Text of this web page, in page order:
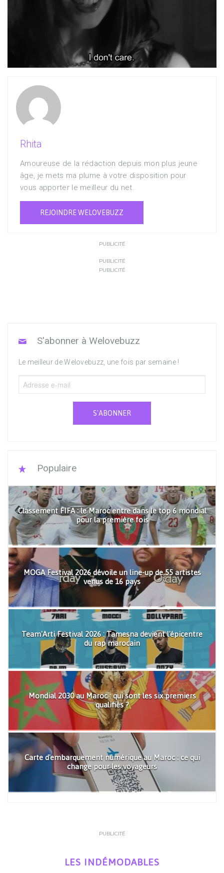
Rhita
Amoureuse de la rédaction depuis mon plus jeune
âge, je mets ma plume à votre disposition pour
vous apporter le meilleur du net.
REJOINDRE WELOVEBUZZ
PUBLICITÉ
PUBLICITÉ
PUBLICITÉ
S'abonner à Welovebuzz
Le meilleur de Welovebuzz, une fois par semaine !
S'ABONNER
Populaire
Classement FIFA : le Maroc entre dans le top 6 mondial
pour la première fois
MOGA Festival 2026 dévoile un line-up de 55 artistes
venus de 16 pays
Team'Arti Festival 2026 : Tamesna devient l'épicentre
du rap marocain
Mondial 2030 au Maroc : qui sont les six premiers
qualifiés ?
Carte d'embarquement numérique au Maroc : ce qui
change pour les voyageurs
PUBLICITÉ
LES INDÉMODABLES